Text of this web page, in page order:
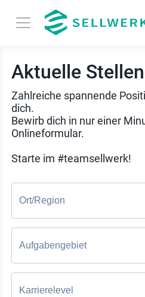
Aktuelle
Zahlreiche spannende
dich.
Bewirb dich in nur einer
Onlineformular.
Starte im #teamsellwerk!
Ort/Region
Aufgabengebiet
Karrierelevel